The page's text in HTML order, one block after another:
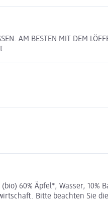
AM BESTEN MIT DEM
Äpfel*, Wasser, 10%
Bitte beachten Sie